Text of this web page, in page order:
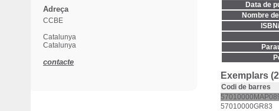
Data de
Nombre
Exemplars
Codi de barres
57010000GR83
Adreça
CCBE
Catalunya
Catalunya
contacte